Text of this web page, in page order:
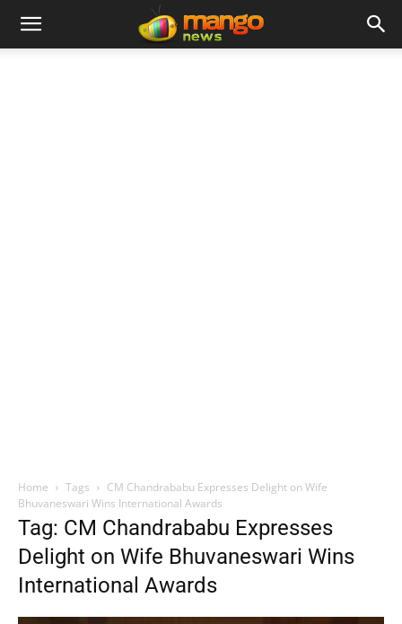
Home Tags
CM Chandrababu Expresses Delight on Wife
Bhuvaneswari Wins International Awards
Tag: CM Chandrababu Expresses
Delight on Wife Bhuvaneswari Wins
International Awards